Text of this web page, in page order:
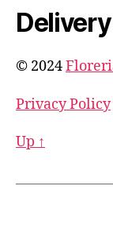
© 2024
Privacy Policy
Up ↑